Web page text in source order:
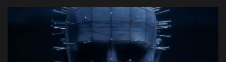
ANMELDEN ODER REGISTRIEREN